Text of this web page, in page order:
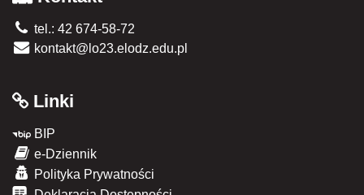
tel.: 42 674-58-72
kontakt@lo23.elodz.edu.pl
Linki
BIP
e-Dziennik
Polityka Prywatności